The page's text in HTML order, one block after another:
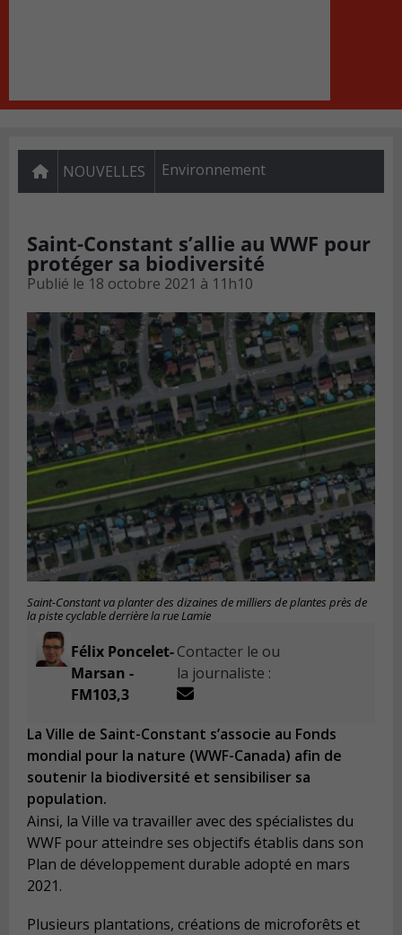
NOUVELLES Environnement
Saint-Constant s’allie au WWF pour
protéger sa biodiversité
Publié le 18 octobre 2021 à 11h10
Saint-Constant va planter des dizaines de milliers de plantes près de
la piste cyclable derrière la rue Lamie
Félix Poncelet-
Marsan -
FM103,3
Contacter le ou
la journaliste :
La Ville de Saint-Constant s’associe au Fonds
mondial pour la nature (WWF-Canada) afin de
soutenir la biodiversité et sensibiliser sa
population.
Ainsi, la Ville va travailler avec des spécialistes du
WWF pour atteindre ses objectifs établis dans son
Plan de développement durable adopté en mars
2021.
Plusieurs plantations, créations de microforêts et